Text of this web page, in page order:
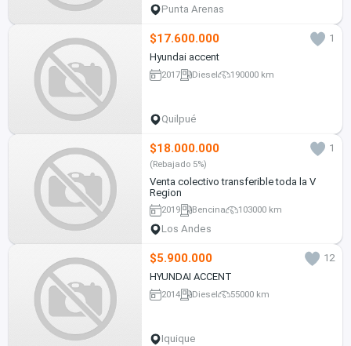
Punta Arenas
$17.600.000
1
Hyundai accent
2017 Diesel 190000 km
Quilpué
$18.000.000 1
(Rebajado 5%)
Venta colectivo transferible toda la V
Region
2019 Bencina 103000 km
Los Andes
$5.900.000
12
HYUNDAI ACCENT
2014 Diesel 55000 km
Iquique